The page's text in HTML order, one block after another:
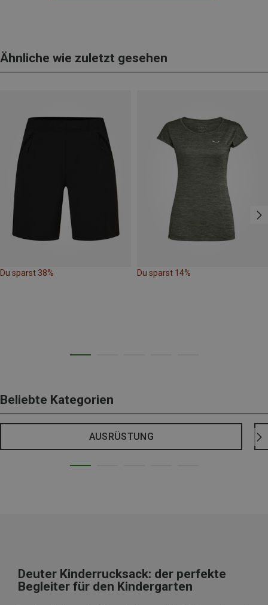
Ähnliche wie zuletzt gesehen
Du sparst 38% Du sparst 14%
Beliebte Kategorien
AUSRÜSTUNG
Deuter Kinderrucksack: der perfekte
Begleiter für den Kindergarten